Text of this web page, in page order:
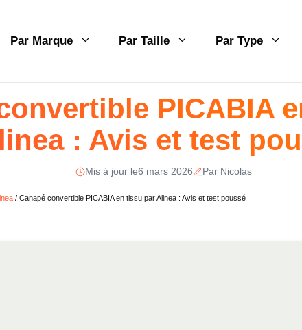
Par Marque Par Taille Par Type
PICABIA
: Avis et test
Mis à jour le6 mars 2026 Par Nicolas
/ Canapé convertible PICABIA en tissu par Alinea : Avis et test poussé